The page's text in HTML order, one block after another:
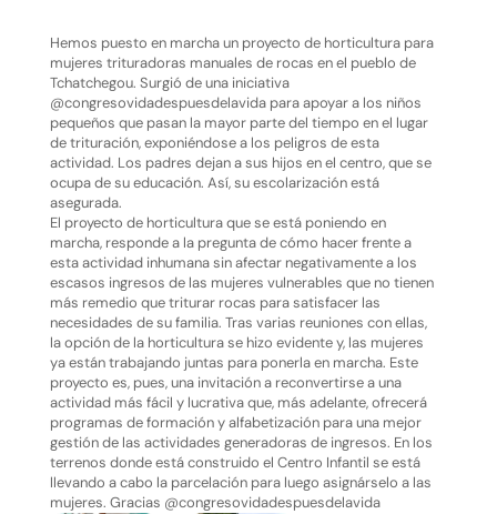
Hemos puesto en marcha un proyecto de horticultura para
mujeres trituradoras manuales de rocas en el pueblo de
Tchatchegou. Surgió de una iniciativa
@congresovidadespuesdelavida para apoyar a los niños
pequeños que pasan la mayor parte del tiempo en el lugar
de trituración, exponiéndose a los peligros de esta
actividad. Los padres dejan a sus hijos en el centro, que se
ocupa de su educación. Así, su escolarización está
asegurada.
El proyecto de horticultura que se está poniendo en
marcha, responde a la pregunta de cómo hacer frente a
esta actividad inhumana sin afectar negativamente a los
escasos ingresos de las mujeres vulnerables que no tienen
más remedio que triturar rocas para satisfacer las
necesidades de su familia. Tras varias reuniones con ellas,
la opción de la horticultura se hizo evidente y, las mujeres
ya están trabajando juntas para ponerla en marcha. Este
proyecto es, pues, una invitación a reconvertirse a una
actividad más fácil y lucrativa que, más adelante, ofrecerá
programas de formación y alfabetización para una mejor
gestión de las actividades generadoras de ingresos. En los
terrenos donde está construido el Centro Infantil se está
llevando a cabo la parcelación para luego asignárselo a las
mujeres. Gracias @congresovidadespuesdelavida